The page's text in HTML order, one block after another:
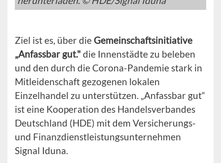
Ziel ist es, über die Gemeinschaftsinitiative
„Anfassbar gut." die Innenstädte zu beleben
und den durch die Corona-Pandemie stark in
Mitleidenschaft gezogenen lokalen
Einzelhandel zu unterstützen. „Anfassbar gut“
ist eine Kooperation des Handelsverbandes
Deutschland (HDE) mit dem Versicherungs-
und Finanzdienstleistungsunternehmen
Signal Iduna.